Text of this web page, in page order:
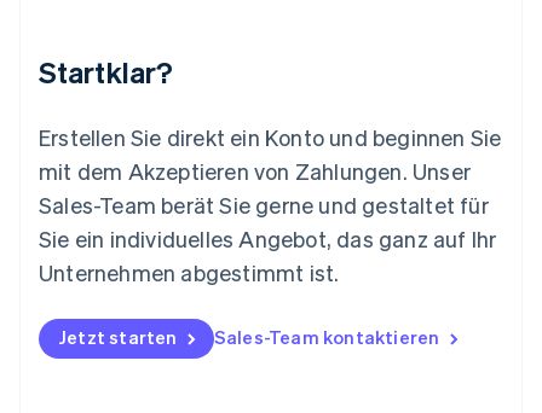
Startklar?
Erstellen Sie direkt ein Konto und beginnen Sie
mit dem Akzeptieren von Zahlungen. Unser
Sales-Team berät Sie gerne und gestaltet für
Sie ein individuelles Angebot, das ganz auf Ihr
Unternehmen abgestimmt ist.
Jetzt starten Sales-Team kontaktieren
Español English
Niederlande
NederlandsEnglish
English
Österreich
Deutsch
Polen
Portugal
PortuguêsEnglish